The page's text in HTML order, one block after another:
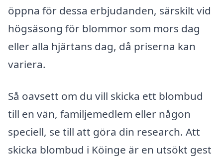
öppna för dessa erbjudanden, särskilt vid
högsäsong för blommor som mors dag
eller alla hjärtans dag, då priserna kan
variera.
Så oavsett om du vill skicka ett blombud
till en vän, familjemedlem eller någon
speciell, se till att göra din research. Att
skicka blombud i Köinge är en utsökt gest